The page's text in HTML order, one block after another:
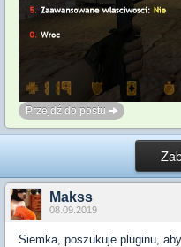
Przejdź do postu
Makss
08.09.2019
Siemka, poszukuje pluginu,